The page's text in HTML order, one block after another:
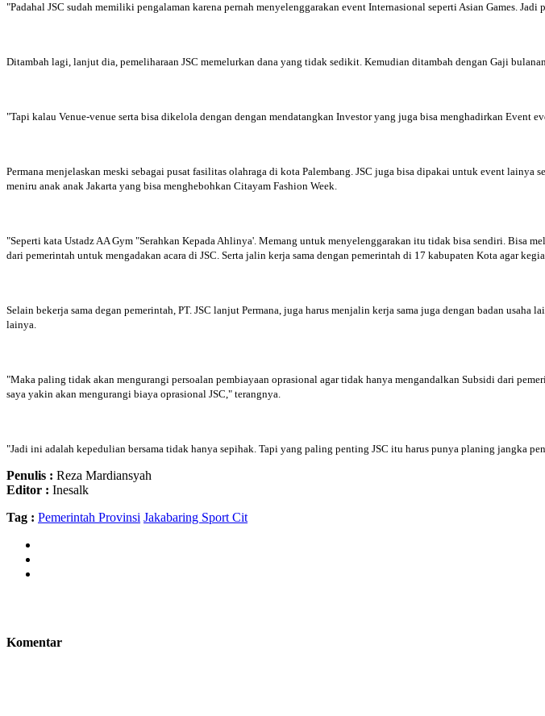
"Padahal JSC sudah memiliki pengalaman karena pernah menyelenggarakan event Internasional seperti Asian Games.
Ditambah lagi, lanjut dia, pemeliharaan JSC memelurkan dana yang tidak sedikit. Kemudian ditambah dengan Gaji
"Tapi kalau Venue-venue serta bisa dikelola dengan dengan mendatangkan Investor yang juga bisa menghadirkan Event
Permana menjelaskan meski sebagai pusat fasilitas olahraga di kota Palembang. JSC juga bisa dipakai untuk event
meniru anak anak Jakarta yang bisa menghebohkan Citayam Fashion Week.
"Seperti kata Ustadz AA Gym "Serahkan Kepada Ahlinya'. Memang untuk menyelenggarakan itu tidak bisa sendiri. Bisa
dari pemerintah untuk mengadakan acara di JSC. Serta jalin kerja sama dengan pemerintah di 17 kabupaten Kota agar
Selain bekerja sama degan pemerintah, PT. JSC lanjut Permana, juga harus menjalin kerja sama juga dengan badan
lainya.
"Maka paling tidak akan mengurangi persoalan pembiayaan oprasional agar tidak hanya mengandalkan Subsidi dari
saya yakin akan mengurangi biaya oprasional JSC," terangnya.
"Jadi ini adalah kepedulian bersama tidak hanya sepihak. Tapi yang paling penting JSC itu harus punya planing jangka
Penulis : Reza Mardiansyah
Editor : Inesalk
Tag : Pemerintah Provinsi Jakabaring Sport Cit
Komentar